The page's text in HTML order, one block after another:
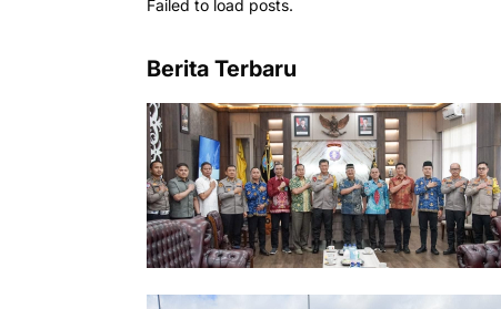
Failed to load posts.
Berita Terbaru